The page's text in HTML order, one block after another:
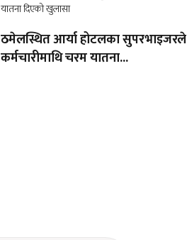
ठमेलस्थित आर्या होटलका सुपरभाइजरले
कर्मचारीमाथि चरम यातना...